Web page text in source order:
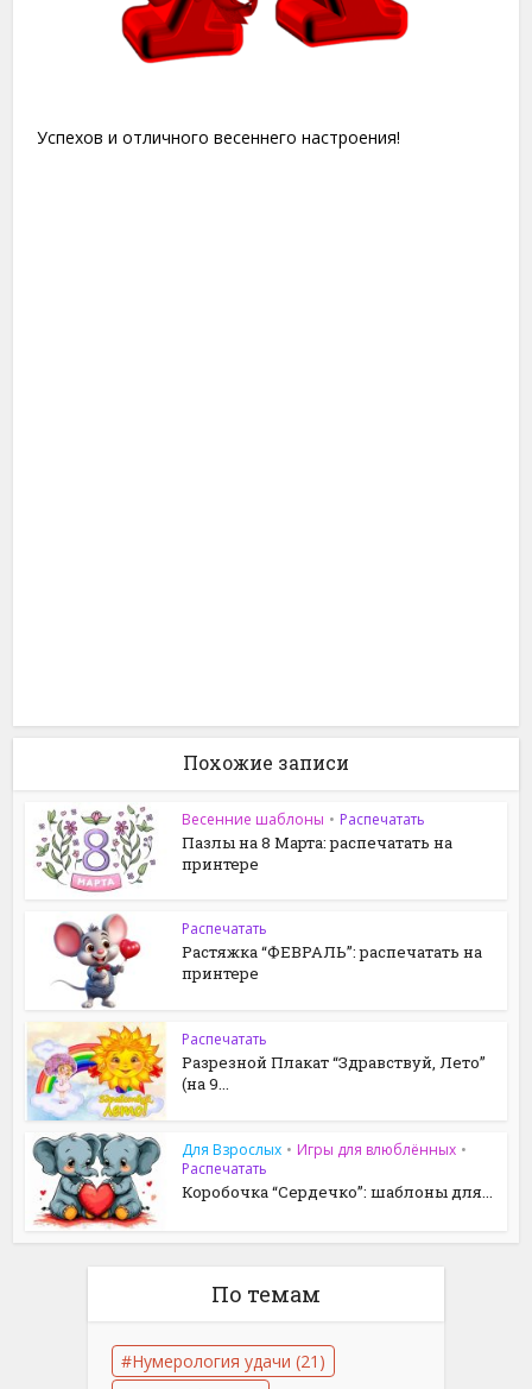
Успехов и отличного весеннего настроения!
Похожие записи
Весенние шаблоны • Распечатать
Пазлы на 8 Марта: распечатать на
принтере
Распечатать
Растяжка “ФЕВРАЛЬ”: распечатать на
принтере
Распечатать
Разрезной Плакат “Здравствуй, Лето”
(на 9...
Для Взрослых • Игры для влюблённых •
Распечатать
Коробочка “Сердечко”: шаблоны для...
По темам
Нумерология удачи (21)